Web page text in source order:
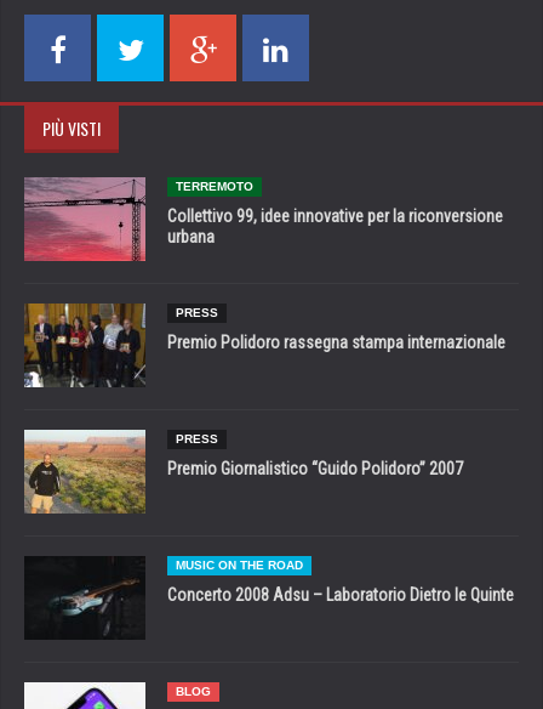
PIÙ VISTI
TERREMOTO
Collettivo 99, idee innovative per la riconversione
urbana
PRESS
Premio Polidoro rassegna stampa internazionale
PRESS
Premio Giornalistico “Guido Polidoro” 2007
MUSIC ON THE ROAD
Concerto 2008 Adsu – Laboratorio Dietro le Quinte
BLOG